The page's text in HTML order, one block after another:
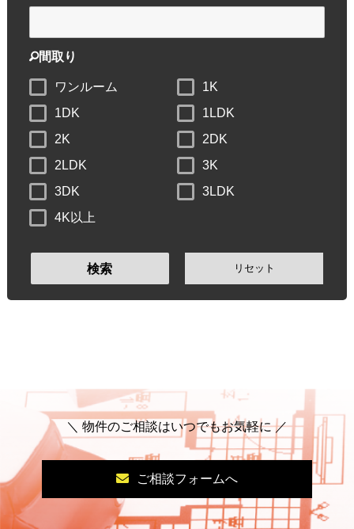
間取り
ワンルーム
1K
1DK
1LDK
2K
2DK
2LDK
3K
3DK
3LDK
4K以上
検索 リセット
＼ 物件のご相談はいつでもお気軽に ／
ご相談フォームへ